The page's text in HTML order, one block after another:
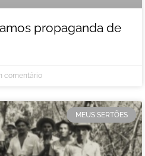
propaganda de
comentário
MEUS SERTÕES